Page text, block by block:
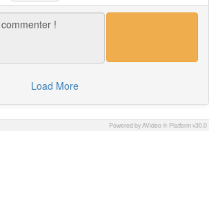
Load More
Powered by AVideo ® Platform v30.0